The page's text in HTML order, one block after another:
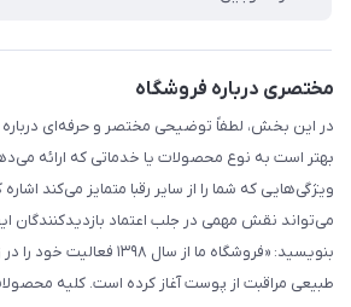
مختصری درباره فروشگاه
در این بخش، لطفاً توضیحی مختصر و حرفه‌ای درباره
بهتر است به نوع محصولات یا خدماتی که ارائه
ویژگی‌هایی که شما را از سایر رقبا متمایز می‌کند
می‌تواند نقش مهمی در جلب اعتماد بازدیدکنندگان
بنویسید: «فروشگاه ما از سال
طبیعی مراقبت از پوست آغاز کرده است. کلیه